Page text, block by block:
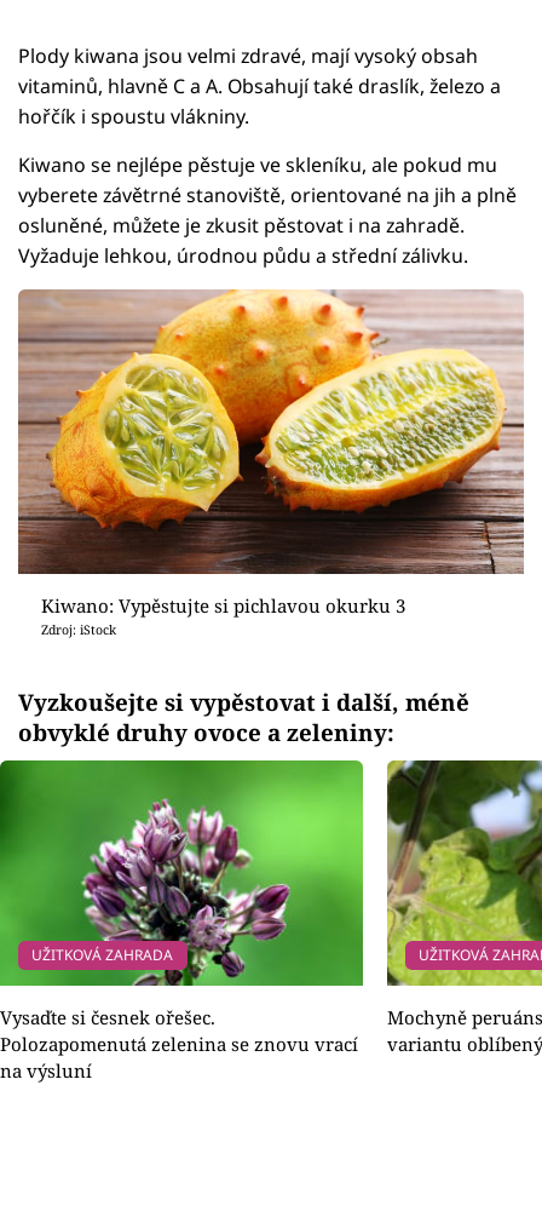
Plody kiwana jsou velmi zdravé, mají vysoký obsah
vitaminů, hlavně C a A. Obsahují také draslík, železo a
hořčík i spoustu vlákniny.
Kiwano se nejlépe pěstuje ve skleníku, ale pokud mu
vyberete závětrné stanoviště, orientované na jih a plně
osluněné, můžete je zkusit pěstovat i na zahradě.
Vyžaduje lehkou, úrodnou půdu a střední zálivku.
Kiwano: Vypěstujte si pichlavou okurku 3
Zdroj: iStock
Vyzkoušejte si vypěstovat i další, méně
obvyklé druhy ovoce a zeleniny:
UŽITKOVÁ ZAHRADA
Vysaďte si česnek ořešec.
Polozapomenutá zelenina se znovu vrací
na výsluní
UŽITKOVÁ
Mochyně
variantu